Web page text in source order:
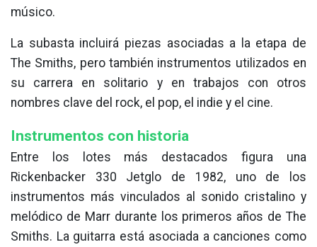
músico.
La subasta incluirá piezas asociadas a la etapa de
The Smiths, pero también instrumentos utilizados en
su carrera en solitario y en trabajos con otros
nombres clave del rock, el pop, el indie y el cine.
Instrumentos con historia
Entre los lotes más destacados figura una
Rickenbacker 330 Jetglo de 1982, uno de los
instrumentos más vinculados al sonido cristalino y
melódico de Marr durante los primeros años de The
Smiths. La guitarra está asociada a canciones como